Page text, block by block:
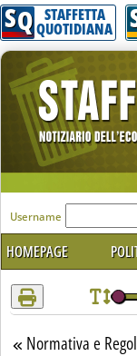
Attenzione! Esegui
SQ STAFFETTA
QUOTIDIANA
'Modulo
Username
HOMEPAGE
Torna alla sezione
Normativa e